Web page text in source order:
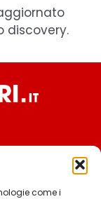
come i
discovery.